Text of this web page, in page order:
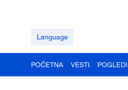
Language
POČETNA VESTI POGLEDI